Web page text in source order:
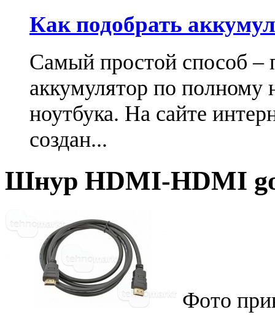
Как подобрать
Самый простой способ –
аккумулятор по
ноутбука. На сайте
создан...
Шнур HDMI-HDMI
Фото